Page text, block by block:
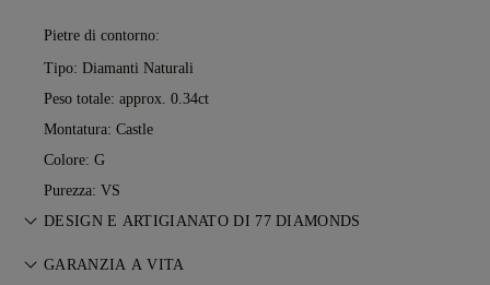
Pietre di contorno:
Tipo: Diamanti Naturali
Peso totale: approx. 0.34ct
Montatura: Castle
Colore: G
Purezza: VS
DESIGN E ARTIGIANATO DI 77 DIAMONDS
L’arte del racconto prende forma, un gioiello alla volta, grazie
GARANZIA A VITA